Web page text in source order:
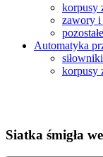
korpusy
zawory i
pozostałe
Automatyka
siłowniki
korpusy
Siatka śmigła